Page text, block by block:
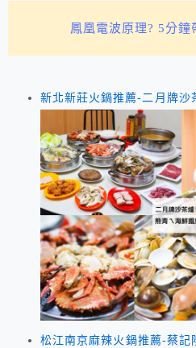
鳳凰電波原理? 5分
新北新莊火鍋推薦-二月牌沙
松江南京麻辣火鍋推薦-蔡